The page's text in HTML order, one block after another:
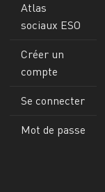
Atlas
sociaux ESO
Créer un
compte
Se connecter
Mot de passe